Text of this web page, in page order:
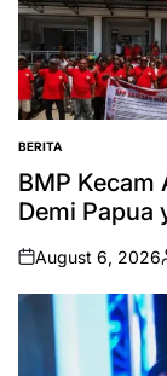
POSTED
IN
BERITA
BMP Kecam
Demi Papua
on
August 6, 2026